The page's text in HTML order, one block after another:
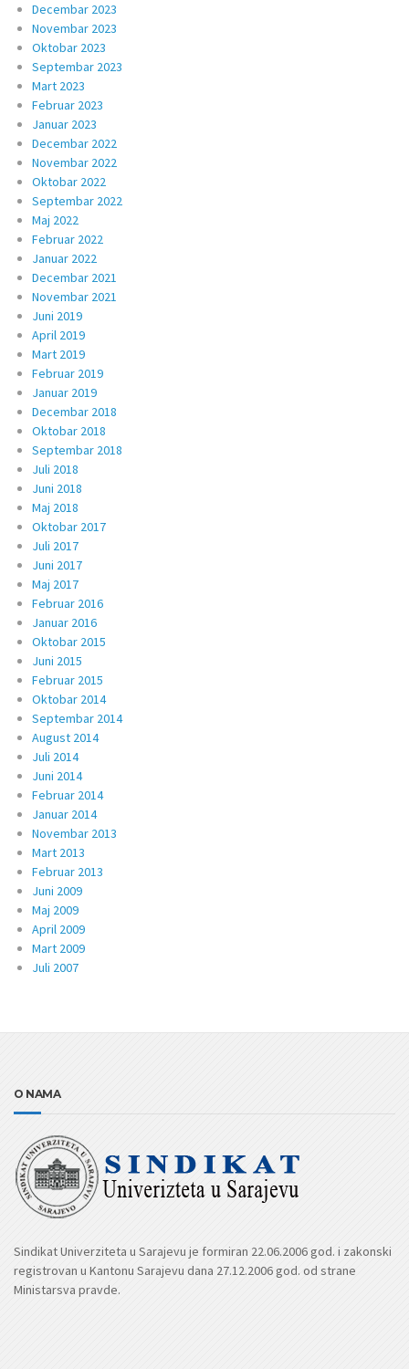
Decembar 2023
Novembar 2023
Oktobar 2023
Septembar 2023
Mart 2023
Februar 2023
Januar 2023
Decembar 2022
Novembar 2022
Oktobar 2022
Septembar 2022
Maj 2022
Februar 2022
Januar 2022
Decembar 2021
Novembar 2021
Juni 2019
April 2019
Mart 2019
Februar 2019
Januar 2019
Decembar 2018
Oktobar 2018
Septembar 2018
Juli 2018
Juni 2018
Maj 2018
Oktobar 2017
Juli 2017
Juni 2017
Maj 2017
Februar 2016
Januar 2016
Oktobar 2015
Juni 2015
Februar 2015
Oktobar 2014
Septembar 2014
August 2014
Juli 2014
Juni 2014
Februar 2014
Januar 2014
Novembar 2013
Mart 2013
Februar 2013
Juni 2009
Maj 2009
April 2009
Mart 2009
Juli 2007
O NAMA
Sindikat Univerziteta u Sarajevu je formiran 22.06.2006 god. i zakonski
registrovan u Kantonu Sarajevu dana 27.12.2006 god. od strane
Ministarsva pravde.